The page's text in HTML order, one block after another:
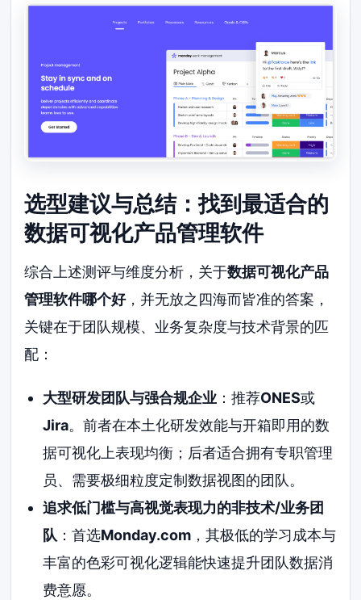
选型建议与总结：找到最适合的
数据可视化产品管理软件
综合上述测评与维度分析，关于数据可视化产品
管理软件哪个好，并无放之四海而皆准的答案，
关键在于团队规模、业务复杂度与技术背景的匹
配：
大型研发团队与强合规企业：推荐ONES或
Jira。前者在本土化研发效能与开箱即用的数
据可视化上表现均衡；后者适合拥有专职管理
员、需要极细粒度定制数据视图的团队。
追求低门槛与高视觉表现力的非技术/业务团
队 ：首选Monday.com，其极低的学习成本与
丰富的色彩可视化逻辑能快速提升团队数据消
费意愿。